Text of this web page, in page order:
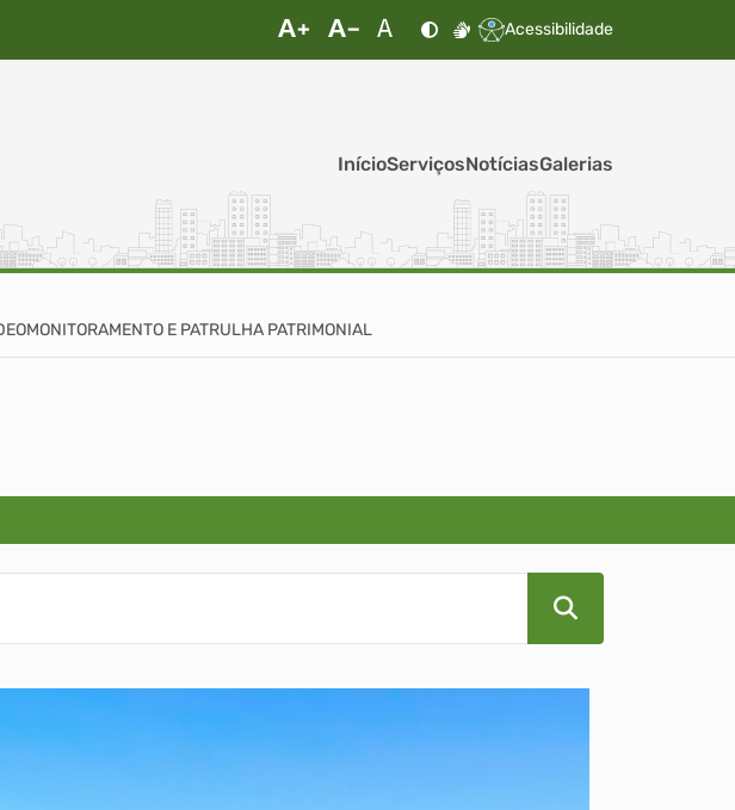
Acessibilidade
InícioServiçosNotíciasGalerias
E PATRULHA PATRIMONIAL